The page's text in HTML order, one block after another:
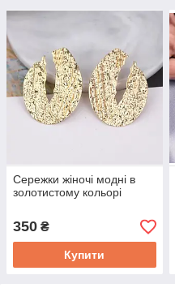
Сережки жіночі модні в
золотистому кольорі
350 ₴
Купити